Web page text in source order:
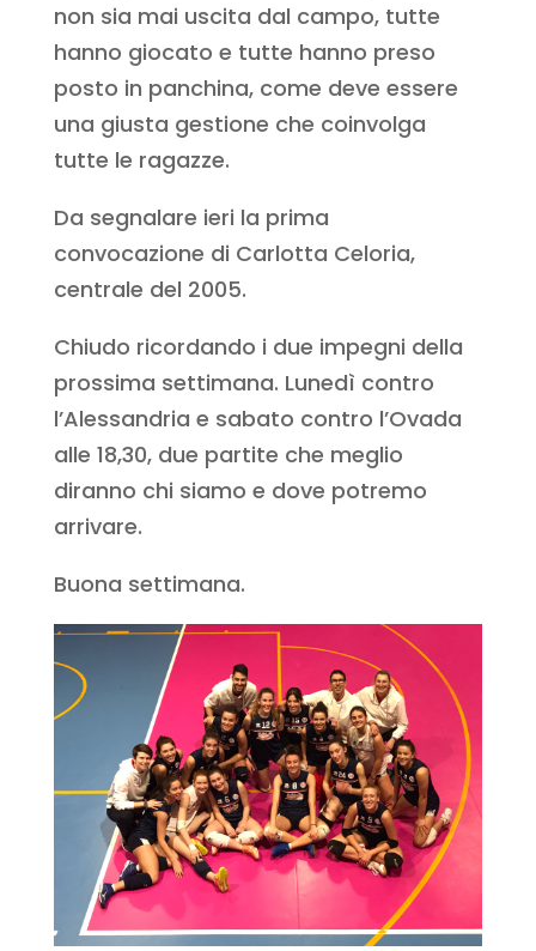
non sia mai uscita dal campo, tutte
hanno giocato e tutte hanno preso
posto in panchina, come deve essere
una giusta gestione che coinvolga
tutte le ragazze.
Da segnalare ieri la prima
convocazione di Carlotta Celoria,
centrale del 2005.
Chiudo ricordando i due impegni della
prossima settimana. Lunedì contro
l’Alessandria e sabato contro l’Ovada
alle 18,30, due partite che meglio
diranno chi siamo e dove potremo
arrivare.
Buona settimana.